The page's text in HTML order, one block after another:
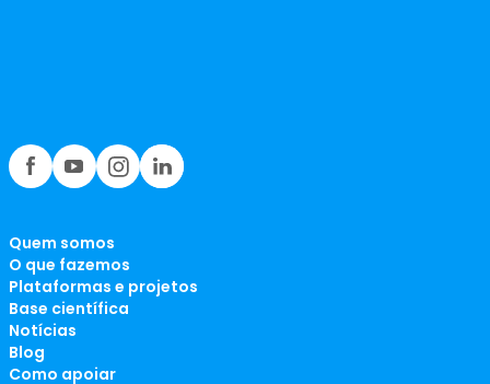
Quem somos
O que fazemos
Plataformas e projetos
Base científica
Notícias
Blog
Como apoiar